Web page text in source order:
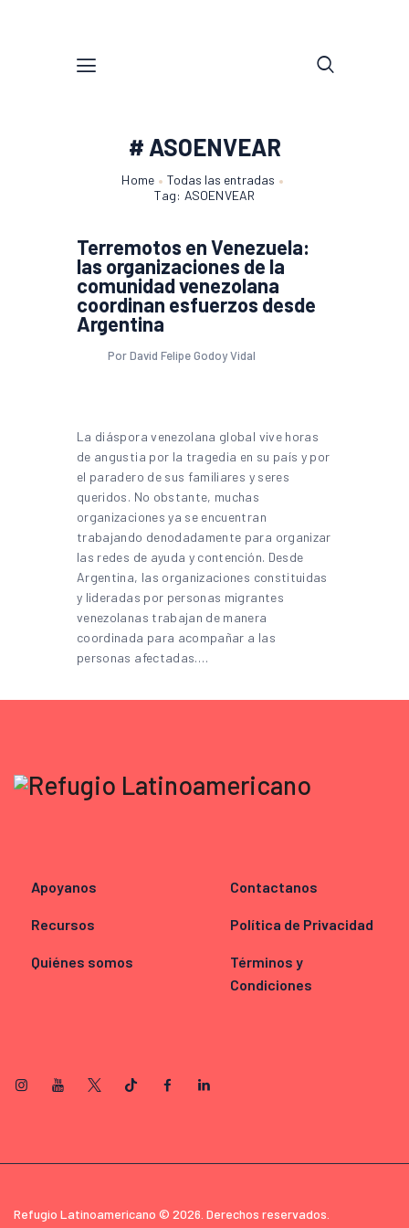
# ASOENVEAR
Home
Todas las entradas
Tag: ASOENVEAR
Terremotos en Venezuela:
las organizaciones de la
comunidad venezolana
coordinan esfuerzos desde
Argentina
Por David Felipe Godoy Vidal
La diáspora venezolana global vive horas
de angustia por la tragedia en su país y por
el paradero de sus familiares y seres
queridos. No obstante, muchas
organizaciones ya se encuentran
trabajando denodadamente para organizar
las redes de ayuda y contención. Desde
Argentina, las organizaciones constituidas
y lideradas por personas migrantes
venezolanas trabajan de manera
coordinada para acompañar a las
personas afectadas.…
Apoyanos
Recursos
Quiénes somos
Contactanos
Política de Privacidad
Términos y
Condiciones
Refugio Latinoamericano © 2026. Derechos reservados.